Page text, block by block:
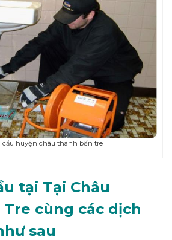
cầu huyện châu thành bến tre
tại Tại Châu
cùng các dịch
sau